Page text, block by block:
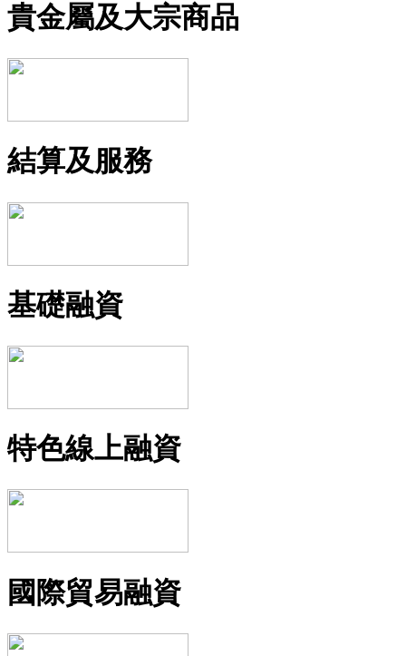
貴金屬及大宗商品
結算及服務
基礎融資
特色線上融資
國際貿易融資